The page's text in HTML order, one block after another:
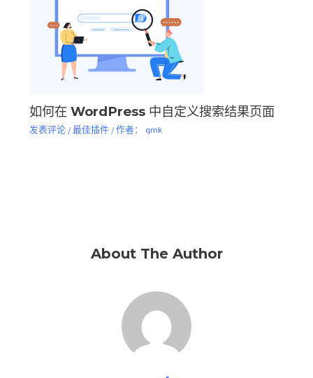
如何在 WordPress 中自定义搜索结果页面
发表评论 /最佳插件/ 作者： qmk
About The Author